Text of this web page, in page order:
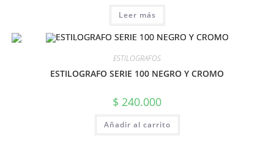
Leer más
ESTILOGRAFOS
ESTILOGRAFO SERIE 100 NEGRO Y CROMO
$ 240.000
Añadir al carrito